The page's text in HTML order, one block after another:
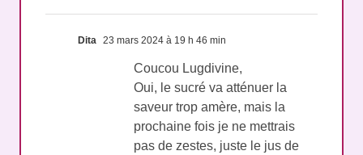
Dita 23 mars 2024 à 19 h 46 min
Coucou Lugdivine,
Oui, le sucré va atténuer la
saveur trop amère, mais la
prochaine fois je ne mettrais
pas de zestes, juste le jus de